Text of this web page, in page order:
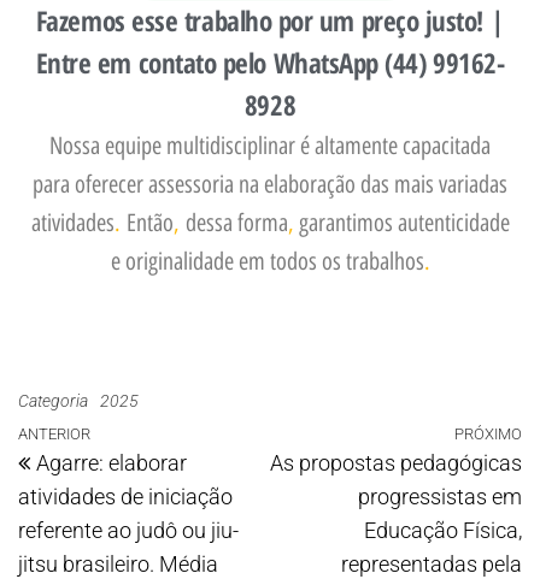
Fazemos esse trabalho por um preço justo! |
Entre em contato pelo WhatsApp (44) 99162-
8928
Nossa equipe multidisciplinar é altamente capacitada
para oferecer assessoria na elaboração das mais variadas
atividades. Então, dessa forma, garantimos autenticidade
e originalidade em todos os trabalhos.
Categoria 2025
ANTERIOR
Agarre: elaborar
atividades de iniciação
referente ao judô ou jiu-
jitsu brasileiro. Média
PRÓXIMO
As propostas pedagógicas
progressistas em
Educação Física,
representadas pela